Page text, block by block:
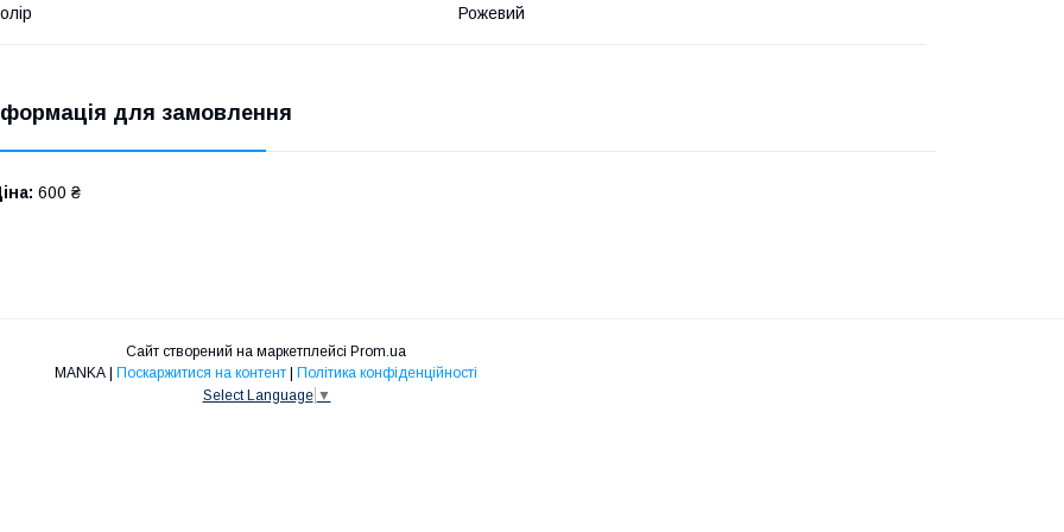
Рожевий
для замовлення
600 ₴
Сайт створений на маркетплейсі Prom.ua
Поскаржитися на контент
Політика конфіденційності
Select Language ▼